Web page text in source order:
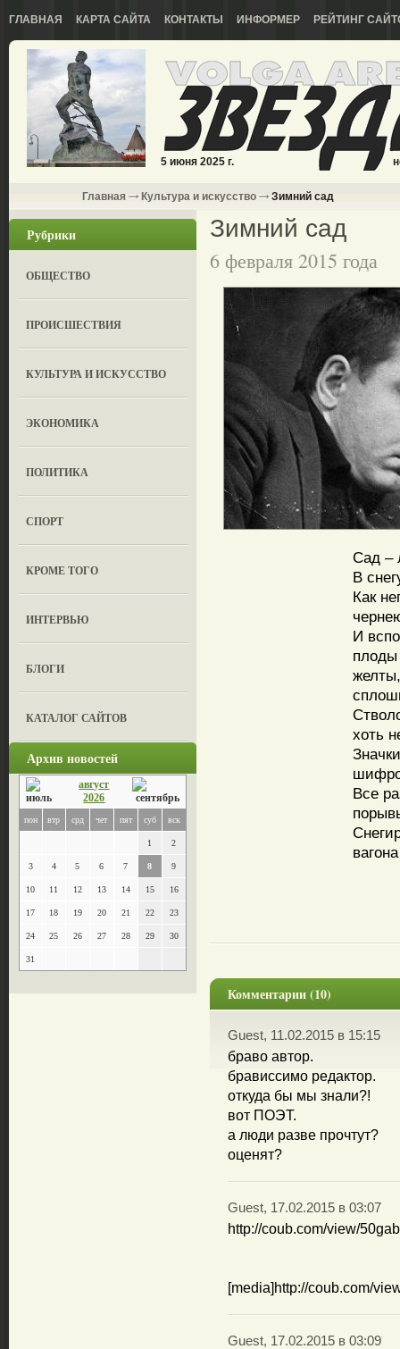
ГЛАВНАЯ КАРТА САЙТА КОНТАКТЫ ИНФОРМЕР РЕЙТИНГ
5 июня 2025 г.
Главная Культура и искусство Зимний сад
Рубрики
ОБЩЕСТВО
ПРОИСШЕСТВИЯ
КУЛЬТУРА И ИСКУССТВО
ЭКОНОМИКА
ПОЛИТИКА
СПОРТ
КРОМЕ ТОГО
ИНТЕРВЬЮ
БЛОГИ
КАТАЛОГ САЙТОВ
Архив новостей
август
2026
пон втр срд чет пят суб вск
1 2
3 4 5 6 7 8 9
10 11 12 13 14 15 16
17 18 19 20 21 22 23
24 25 26 27 28 29 30
31
Зимний сад
6 февраля 2015 года
Сад –
В
Как
И
хоть
Все
Комментарии (10)
Guest, 11.02.2015 в 15:15
браво автор.
брависсимо редактор.
откуда бы мы знали?!
вот ПОЭТ.
а люди разве прочтут?
оценят?
Guest, 17.02.2015 в 03:07
http://coub.com/view/50gab
[media]http://coub.com/
Guest, 17.02.2015 в 03:09